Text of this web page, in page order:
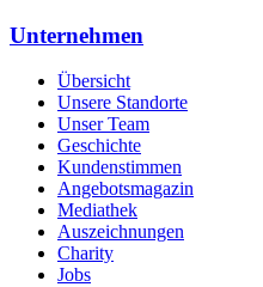
Unternehmen
Übersicht
Unsere Standorte
Unser Team
Geschichte
Kundenstimmen
Angebotsmagazin
Mediathek
Auszeichnungen
Charity
Jobs